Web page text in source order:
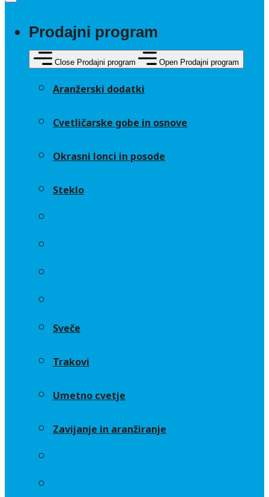
Prodajni program
Close Prodajni program Open Prodajni program
Aranžerski dodatki
Cvetličarske gobe in osnove
Okrasni lonci in posode
Steklo
Sveče
Trakovi
Umetno cvetje
Zavijanje in aranžiranje